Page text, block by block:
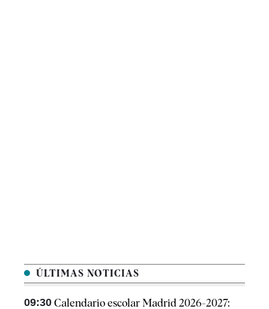
ÚLTIMAS NOTICIAS
09:30 Calendario escolar Madrid 2026-2027: